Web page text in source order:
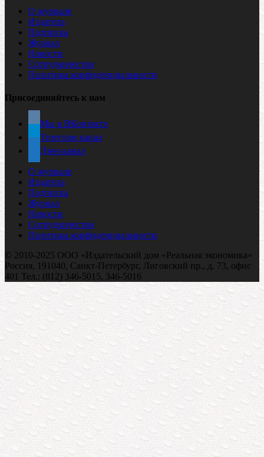
О журнале
Издатель
Подписка
Журнал
Новости
Сотрудничество
Политика конфиденциальности
Присоединяйтесь к нам
Мы в ВКонтакте
Телеграм канал
Дзен-канал
О журнале
Издатель
Подписка
Журнал
Новости
Сотрудничество
Политика конфиденциальности
© 2010-2025 ООО «Издательский дом «Реальная экономика»
Россия, 191040, Санкт-Петербург, Лиговский пр., д. 73, офис
401 Тел.: (812) 346-5015, 346-5016